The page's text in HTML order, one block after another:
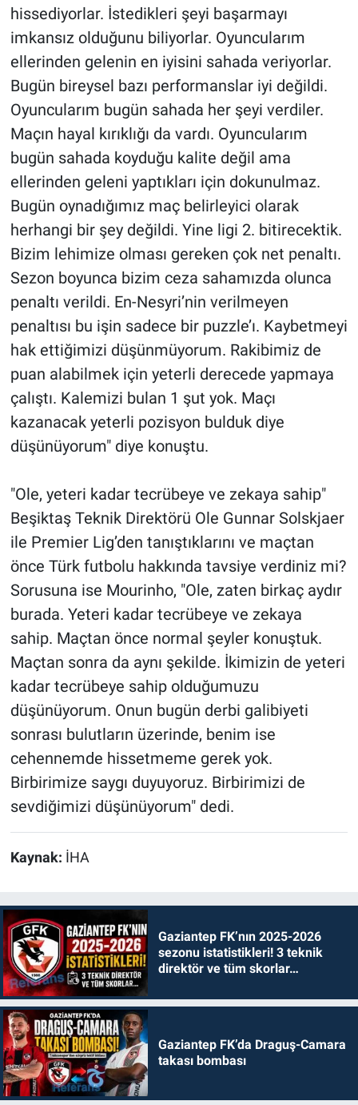
hissediyorlar. İstedikleri şeyi başarmayı
imkansız olduğunu biliyorlar. Oyuncularım
ellerinden gelenin en iyisini sahada veriyorlar.
Bugün bireysel bazı performanslar iyi değildi.
Oyuncularım bugün sahada her şeyi verdiler.
Maçın hayal kırıklığı da vardı. Oyuncularım
bugün sahada koyduğu kalite değil ama
ellerinden geleni yaptıkları için dokunulmaz.
Bugün oynadığımız maç belirleyici olarak
herhangi bir şey değildi. Yine ligi 2. bitirecektik.
Bizim lehimize olması gereken çok net penaltı.
Sezon boyunca bizim ceza sahamızda olunca
penaltı verildi. En-Nesyri’nin verilmeyen
penaltısı bu işin sadece bir puzzle’ı. Kaybetmeyi
hak ettiğimizi düşünmüyorum. Rakibimiz de
puan alabilmek için yeterli derecede yapmaya
çalıştı. Kalemizi bulan 1 şut yok. Maçı
kazanacak yeterli pozisyon bulduk diye
düşünüyorum" diye konuştu.
"Ole, yeteri kadar tecrübeye ve zekaya sahip"
Beşiktaş Teknik Direktörü Ole Gunnar Solskjaer
ile Premier Lig’den tanıştıklarını ve maçtan
önce Türk futbolu hakkında tavsiye verdiniz mi?
Sorusuna ise Mourinho, "Ole, zaten birkaç aydır
burada. Yeteri kadar tecrübeye ve zekaya
sahip. Maçtan önce normal şeyler konuştuk.
Maçtan sonra da aynı şekilde. İkimizin de yeteri
kadar tecrübeye sahip olduğumuzu
düşünüyorum. Onun bugün derbi galibiyeti
sonrası bulutların üzerinde, benim ise
cehennemde hissetmeme gerek yok.
Birbirimize saygı duyuyoruz. Birbirimizi de
sevdiğimizi düşünüyorum" dedi.
Kaynak: İHA
Gaziantep FK’nın 2025-2026
sezonu istatistikleri! 3 teknik
direktör ve tüm skorlar…
Gaziantep FK’da Draguş-Camara
takası bombası